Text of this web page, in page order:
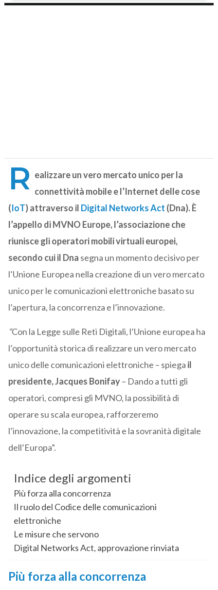
R ealizzare un vero mercato unico per la
connettività mobile e l’Internet delle cose
(IoT) attraverso il Digital Networks Act (Dna). È
l’appello di MVNO Europe, l’associazione che
riunisce gli operatori mobili virtuali europei,
secondo cui il Dna segna un momento decisivo per
l’Unione Europea nella creazione di un vero mercato
unico per le comunicazioni elettroniche basato su
l’apertura, la concorrenza e l’innovazione.
“Con la Legge sulle Reti Digitali, l’Unione europea ha
l’opportunità storica di realizzare un vero mercato
unico delle comunicazioni elettroniche – spiega il
presidente, Jacques Bonifay– Dando a tutti gli
operatori, compresi gli MVNO, la possibilità di
operare su scala europea, rafforzeremo
l’innovazione, la competitività e la sovranità digitale
dell’Europa”.
Indice degli argomenti
Più forza alla concorrenza
Il ruolo del Codice delle comunicazioni
elettroniche
Le misure che servono
Digital Networks Act, approvazione rinviata
Più forza alla concorrenza